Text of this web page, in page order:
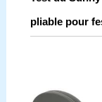
pliable pour